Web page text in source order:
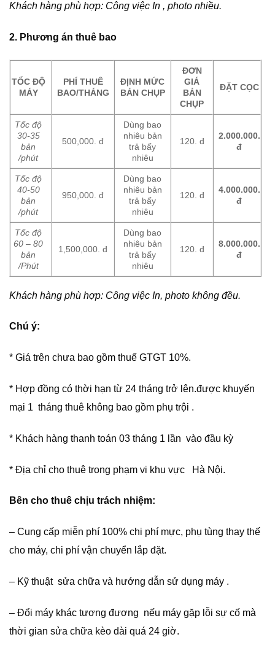
Khách hàng phù hợp: Công việc In , photo nhiều.
2. Phương án thuê bao
TỐC ĐỘ
MÁY
PHÍ THUÊ
BAO/THÁNG
ĐỊNH MỨC
BẢN CHỤP
ĐƠN
GIÁ
BẢN
CHỤP
ĐẶT CỌC
Tốc độ
30-35
bản
/phút
500,000. đ
Dùng bao
nhiêu bản
trả bấy
nhiêu
120. đ
2.000.000.
đ
Tốc độ
40-50
bản
/phút
950,000. đ
Dùng bao
nhiêu bản
trả bấy
nhiêu
120. đ
4.000.000.
đ
Tốc độ
60 – 80
bản
/Phút
1,500,000. đ
Dùng bao
nhiêu bản
trả bấy
nhiêu
120. đ
8.000.000.
đ
Khách hàng phù hợp: Công việc In, photo không đều.
Chú ý:
* Giá trên chưa bao gồm thuế GTGT 10%.
* Hợp đồng có thời hạn từ 24 tháng trở lên.được khuyến
mại 1 tháng thuê không bao gồm phụ trội .
* Khách hàng thanh toán 03 tháng 1 lần vào đầu kỳ
* Địa chỉ cho thuê trong phạm vi khu vực Hà Nội.
Bên cho thuê chịu trách nhiệm:
– Cung cấp miễn phí 100% chi phí mực, phụ tùng thay thế
cho máy, chi phí vận chuyển lắp đặt.
– Kỹ thuật sửa chữa và hướng dẫn sử dụng máy .
– Đổi máy khác tương đương nếu máy gặp lỗi sự cố mà
thời gian sửa chữa kèo dài quá 24 giờ.